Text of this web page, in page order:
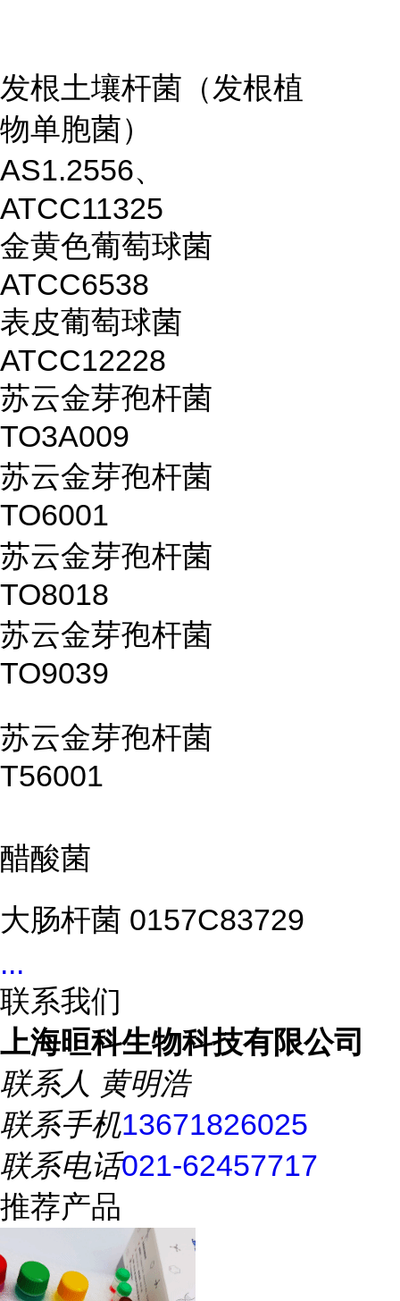
发根土壤杆菌（发根植
物单胞菌）
AS1.2556、
ATCC11325
金黄色葡萄球菌
ATCC6538
表皮葡萄球菌
ATCC12228
苏云金芽孢杆菌
TO3A009
苏云金芽孢杆菌
TO6001
苏云金芽孢杆菌
TO8018
苏云金芽孢杆菌
TO9039
苏云金芽孢杆菌
T56001
醋酸菌
大肠杆菌 0157C83729
...
联系我们
上海晅科生物科技有限公司
联系人 黄明浩
联系手机13671826025
联系电话021-62457717
推荐产品